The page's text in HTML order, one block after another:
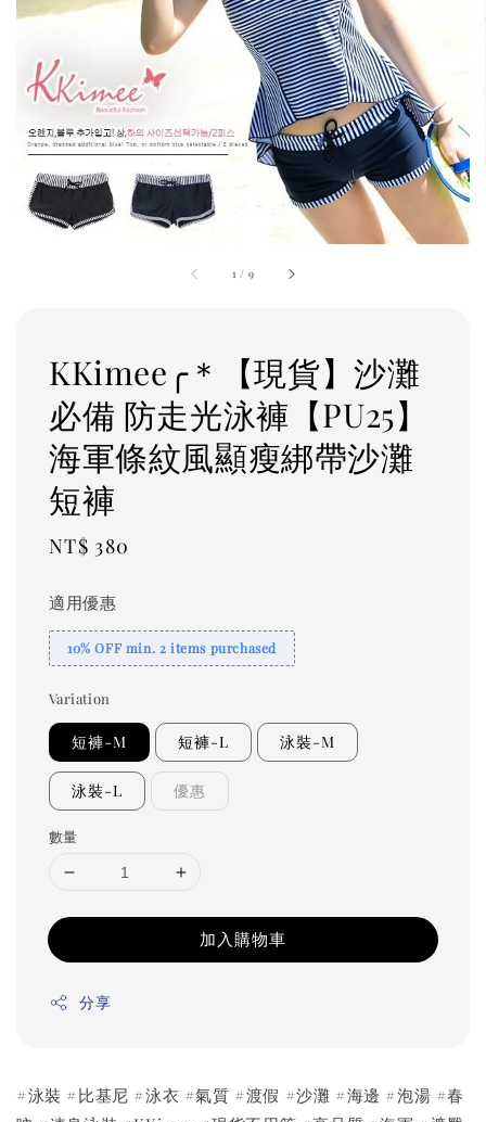
1 / 9
KKimee╭＊【現貨】沙灘
必備 防走光泳褲【PU25】
海軍條紋風顯瘦綁帶沙灘
短褲
Regular
NT$ 380
適用優惠
10% OFF min. 2 items purchased
Variation
短褲-M 短褲-L 泳裝-M
泳裝-L 優惠
數量
加入購物車
分享
#泳裝 #比基尼 #泳衣 #氣質 #渡假 #沙灘 #海邊 #泡湯 #春